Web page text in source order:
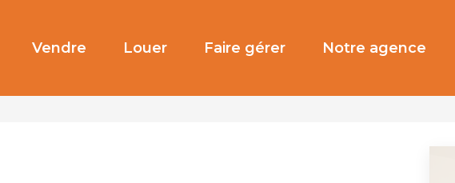
Vendre Louer Faire gérer Notre agence